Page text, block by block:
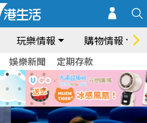
玩樂情報 購物情報
娛樂新聞 定期存款